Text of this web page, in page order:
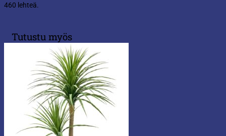
460 lehteä.
Tutustu myös